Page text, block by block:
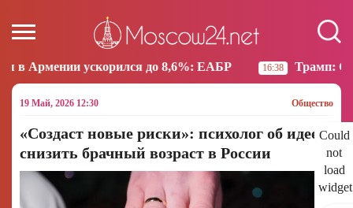
до 8,6%: ЕАБР 16:38 Трамп: США больше не
19 Май, 2026 12:30 Общество
Could
not
load
«Создаст новые риски»: психолог об идее
снизить брачный возраст в России